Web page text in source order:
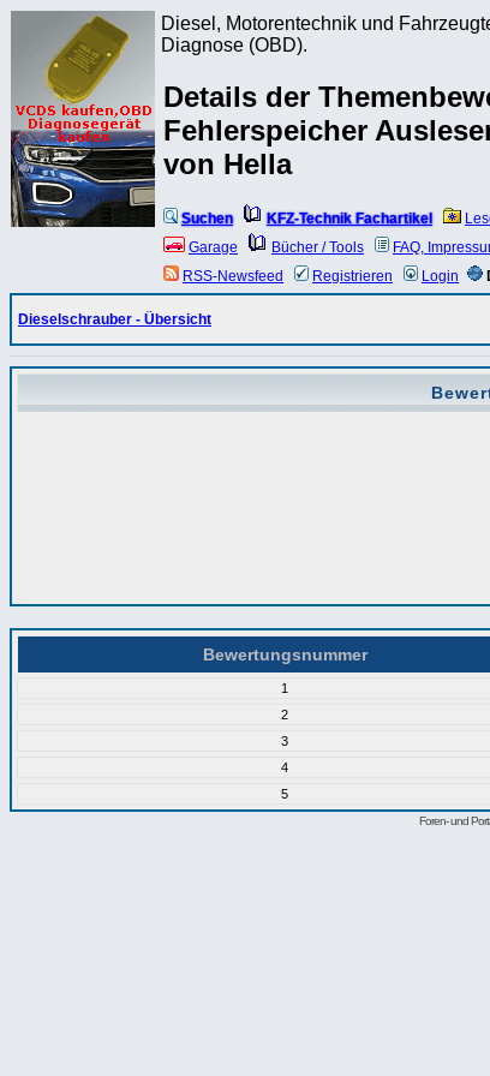
Diesel, Motorentechnik und
Diagnose (OBD).
Details der
Fehlerspeicher
von Hella
Suchen KFZ-Technik Fachartikel
Garage
Bücher / Tools
FAQ,
RSS-Newsfeed
Registrieren Login
Dieselschrauber - Übersicht
Bewertungsnummer
1
2
3
4
5
Foren- und